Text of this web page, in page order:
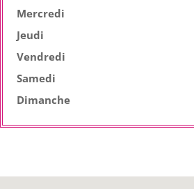
Mercredi
Jeudi
Vendredi
Samedi
Dimanche